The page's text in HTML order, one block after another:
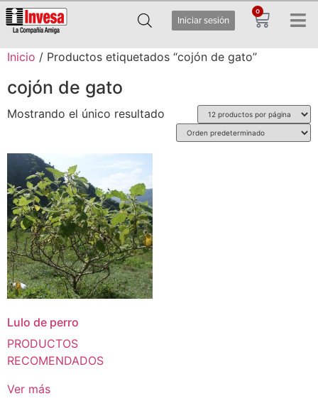
Iniciar sesión
0
Inicio / Productos etiquetados “cojón de gato”
cojón de gato
Mostrando el único resultado
Lulo de perro
PRODUCTOS
RECOMENDADOS
Ver más